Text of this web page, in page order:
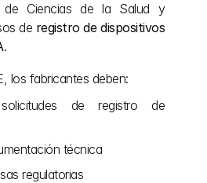
Ciencias de la Salud y
de registro de dispositivos
.
los fabricantes deben:
solicitudes de registro de
técnica
regulatorias